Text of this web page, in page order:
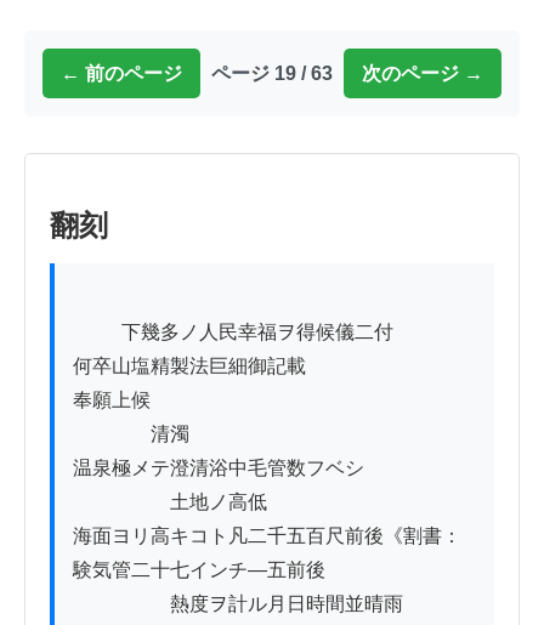
← 前のページ ページ 19 / 63 次のページ →
翻刻
何卒山塩精製法巨細御記載
奉願上候
清濁
温泉極メテ澄清浴中毛管数フベシ
土地ノ高低
海面ヨリ高キコト凡二千五百尺前後《割書：
験気管二十七インチ―五前後
熱度ヲ計ル月日時間並晴雨